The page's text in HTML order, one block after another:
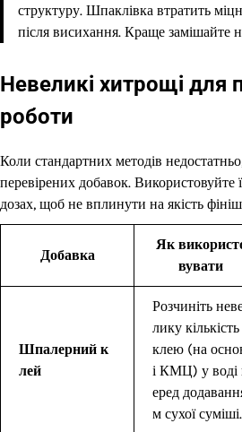
структуру. Шпаклівка втратить
після висихання. Краще замішайте
Невеликі хитрощі для
роботи
Коли стандартних методів
перевірених добавок. Використовуйте
дозах, щоб не вплинути на якість
Добавка
Як
вувати
Шпалерний к
лей
Розчиніть
лику кількість
клею (на
і КМЦ) у воді
еред
м сухої суміші.